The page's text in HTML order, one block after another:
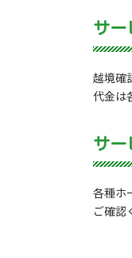
サー
越境確
代金は
サー
各種ホ
ご確認